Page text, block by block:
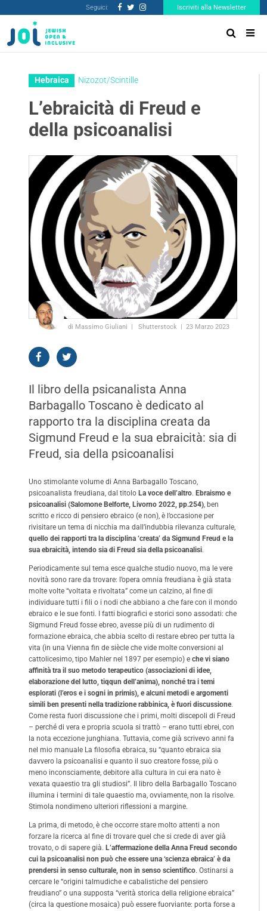
Seguici: Iscriviti alla Newsletter
Hebraica Nizozot/Scintille
L’ebraicità di Freud e
della psicoanalisi
di Massimo Giuliani Shutterstock 23 Marzo 2023
Il libro della psicanalista Anna
Barbagallo Toscano è dedicato al
rapporto tra la disciplina creata da
Sigmund Freud e la sua ebraicità: sia di
Freud, sia della psicoanalisi
Uno stimolante volume di Anna Barbagallo Toscano,
psicoanalista freudiana, dal titolo La voce dell’altro. Ebraismo e
psicoanalisi (Salomone Belforte, Livorno 2022, pp.254), ben
scritto e ricco di pensiero ebraico (e non), è l’occasione per
rivisitare un tema di nicchia ma dall’indubbia rilevanza culturale,
quello dei rapporti tra la disciplina ‘creata’ da Sigmund Freud e la
sua ebraicità, intendo sia di Freud sia della psicoanalisi.
Periodicamente sul tema esce qualche studio nuovo, ma le vere
novità sono rare da trovare: l’opera omnia freudiana è già stata
molte volte “voltata e rivoltata” come un calzino, al fine di
individuare tutti i fili o i nodi che abbiano a che fare con il mondo
ebraico e le sue fonti. I fatti biografici e storici sono assodati: che
Sigmund Freud fosse ebreo, avesse più di un rudimento di
formazione ebraica, che abbia scelto di restare ebreo per tutta la
vita (in una Vienna fin de siècle che vide molte conversioni al
cattolicesimo, tipo Mahler nel 1897 per esempio) e che vi siano
affinità tra il suo metodo terapeutico (associazioni di idee,
elaborazione del lutto, tiqqun dell’anima), nonché tra i temi
esplorati (l’eros e i sogni in primis), e alcuni metodi e argomenti
simili ben presenti nella tradizione rabbinica, è fuori discussione.
Come resta fuori discussione che i primi, molti discepoli di Freud
– perché di vera e propria scuola si trattò – erano tutti ebrei, con
la nota eccezione junghiana. Tuttavia, come già scrivevo anni fa
nel mio manuale La filosofia ebraica, su “quanto ebraica sia
davvero la psicoanalisi e quanto il suo creatore fosse, più o
meno inconsciamente, debitore alla cultura in cui era nato è
vexata quaestio tra gli studiosi”. Il libro della Barbagallo Toscano
illumina i termini di tale quaestio ma, ovviamente, non la risolve.
Stimola nondimeno ulteriori riflessioni a margine.
La prima, di metodo, è che occorre stare molto attenti a non
forzare la ricerca al fine di trovare quel che si crede di aver già
trovato, o di sapere già. L’affermazione della Anna Freud secondo
cui la psicoanalisi non può che essere una ‘scienza ebraica’ è da
prendersi in senso culturale, non in senso scientifico. Ostinarsi a
cercare le “origini talmudiche e cabalistiche del pensiero
freudiano” o una supposta “verità storica della religione ebraica”
(circa la questione mosaica) può essere fuorviante: porta forse a